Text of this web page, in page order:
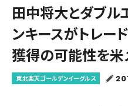
田中将大とダブ
ンキースがトレー
獲得の可能性を米
東北楽天ゴールデンイーグルス